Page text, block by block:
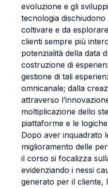
evoluzione e gli
tecnologia
coltivare e da
clienti sempre più
potenzialità della data
costruzione di
gestione di tali
omnicanale; dalla
attraverso
moltiplicazione dello
piattaforme e le
Dopo aver inquadrato
miglioramento delle
il corso si focalizza
evidenziando i nessi
generato per il cliente,